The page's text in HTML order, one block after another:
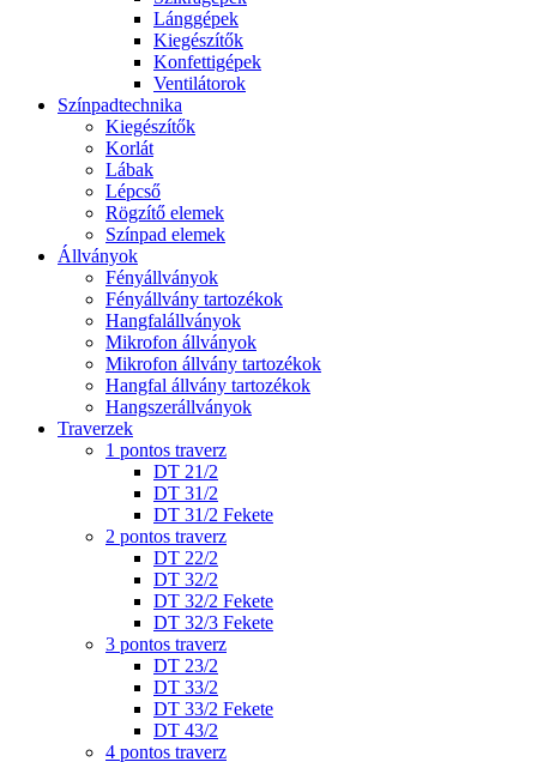
Lánggépek
Kiegészítők
Konfettigépek
Ventilátorok
Színpadtechnika
Kiegészítők
Korlát
Lábak
Lépcső
Rögzítő elemek
Színpad elemek
Állványok
Fényállványok
Fényállvány tartozékok
Hangfalállványok
Mikrofon állványok
Mikrofon állvány tartozékok
Hangfal állvány tartozékok
Hangszerállványok
Traverzek
1 pontos traverz
DT 21/2
DT 31/2
DT 31/2 Fekete
2 pontos traverz
DT 22/2
DT 32/2
DT 32/2 Fekete
DT 32/3 Fekete
3 pontos traverz
DT 23/2
DT 33/2
DT 33/2 Fekete
DT 43/2
4 pontos traverz